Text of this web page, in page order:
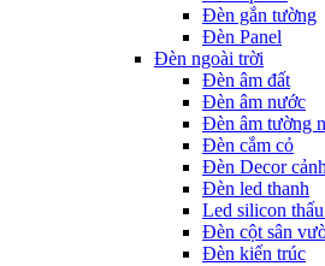
Đèn gắn tường
Đèn Panel
Đèn ngoài trời
Đèn âm đất
Đèn âm nước
Đèn âm tường
Đèn cắm cỏ
Đèn Decor
Đèn led thanh
Led silicon
Đèn cột sân
Đèn kiến trúc